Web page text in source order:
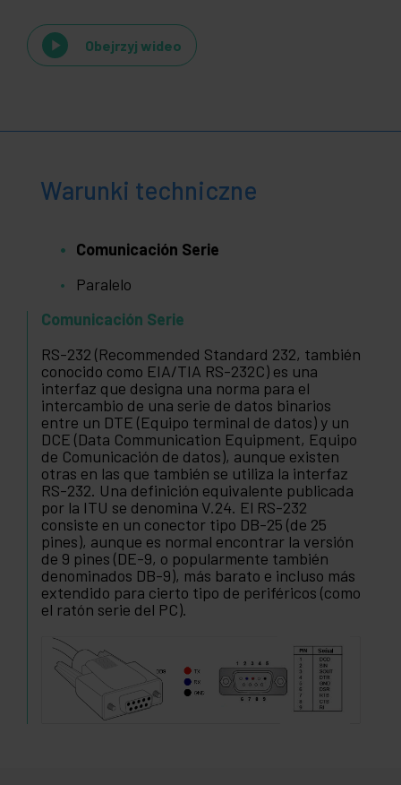
Obejrzyj wideo
Warunki techniczne
Comunicación Serie
Paralelo
Comunicación Serie
RS-232 (Recommended Standard 232, también
conocido como EIA/TIA RS-232C) es una
interfaz que designa una norma para el
intercambio de una serie de datos binarios
entre un DTE (Equipo terminal de datos) y un
DCE (Data Communication Equipment, Equipo
de Comunicación de datos), aunque existen
otras en las que también se utiliza la interfaz
RS-232. Una definición equivalente publicada
por la ITU se denomina V.24. El RS-232
consiste en un conector tipo DB-25 (de 25
pines), aunque es normal encontrar la versión
de 9 pines (DE-9, o popularmente también
denominados DB-9), más barato e incluso más
extendido para cierto tipo de periféricos (como
el ratón serie del PC).